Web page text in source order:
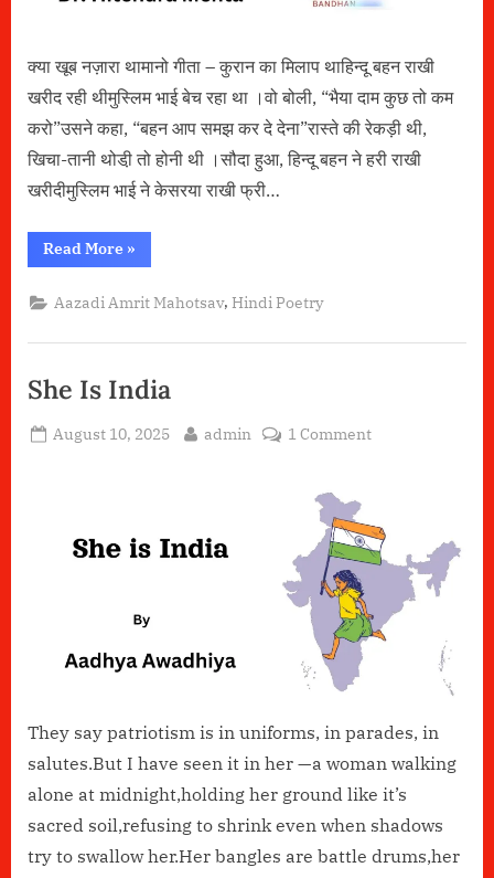
क्या खूब नज़ारा थामानो गीता – कुरान का मिलाप थाहिन्दू बहन राखी
खरीद रही थीमुस्लिम भाई बेच रहा था ।वो बोली, “भैया दाम कुछ तो कम
करो”उसने कहा, “बहन आप समझ कर दे देना”रास्ते की रेकड़ी थी,
खिचा-तानी थोडी़ तो होनी थी ।सौदा हुआ, हिन्दू बहन ने हरी राखी
खरीदीमुस्लिम भाई ने केसरया राखी फ्री…
Read More“क्या
खूब
था”
»
Aazadi Amrit Mahotsav,Hindi Poetry
She Is India
Posted
August 10, 2025 By
admin 1 Commenton
They say patriotism is in uniforms, in parades, in
salutes.But I have seen it in her —a woman walking
alone at midnight,holding her ground like it’s
sacred soil,refusing to shrink even when shadows
try to swallow her.Her bangles are battle drums,her